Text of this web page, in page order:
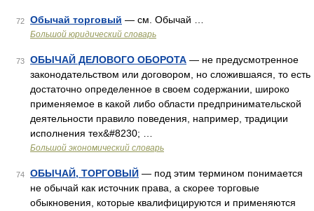
72 Обычай торговый — см. Обычай …
Большой юридический словарь
73 ОБЫЧАЙ ДЕЛОВОГО ОБОРОТА — не предусмотренное
законодательством или договором, но сложившаяся, то есть
достаточно определенное в своем содержании, широко
применяемое в какой либо области предпринимательской
деятельности правило поведения, например, традиции
исполнения тех&#8230; …
Большой экономический словарь
74 ОБЫЧАЙ, ТОРГОВЫЙ — под этим термином понимается
не обычай как источник права, а скорее торговые
обыкновения, которые квалифицируются и применяются